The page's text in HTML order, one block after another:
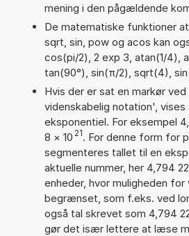
mening i den pågældende
De matematiske funktioner
sqrt, sin, pow og acos kan
cos(pi/2), 2 exp 3, atan(1/4),
tan(90°), sin(π/2), sqrt(4),
Hvis der er sat en markør
videnskabelig notation', vises
eksponentiel. For eksempel
8 × 10 21. For denne form for
segmenteres tallet til en
aktuelle nummer, her 4,794
enheder, hvor muligheden for
begrænset, som f.eks. ved
også tal skrevet som 4,794
gør det især lettere at læse